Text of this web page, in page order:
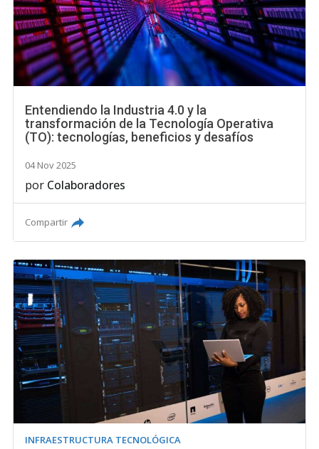
Entendiendo la Industria 4.0 y la
transformación de la Tecnología Operativa
(TO): tecnologías, beneficios y desafíos
04 Nov 2025
por Colaboradores
Compartir
INFRAESTRUCTURA TECNOLÓGICA